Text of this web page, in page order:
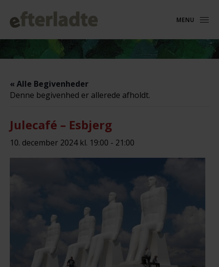
MENU
« Alle Begivenheder
Denne begivenhed er allerede afholdt.
Julecafé – Esbjerg
10. december 2024 kl. 19:00 - 21:00